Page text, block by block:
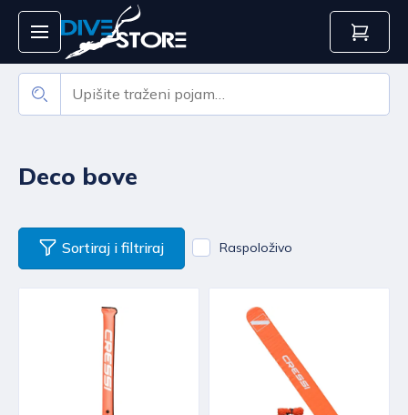
Deco bove
Sortiraj i filtriraj Raspoloživo